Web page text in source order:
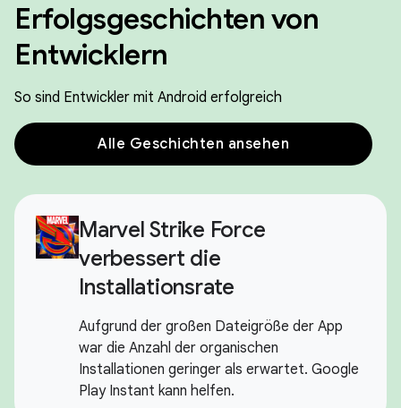
Erfolgsgeschichten von
Entwicklern
So sind Entwickler mit Android erfolgreich
Alle Geschichten ansehen
Marvel Strike Force
verbessert die
Installationsrate
Aufgrund der großen Dateigröße der App
war die Anzahl der organischen
Installationen geringer als erwartet. Google
Play Instant kann helfen.